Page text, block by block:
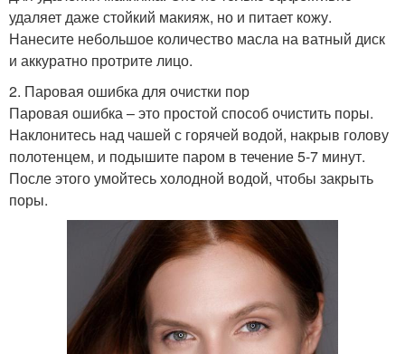
удаляет даже стойкий макияж, но и питает кожу.
Нанесите небольшое количество масла на ватный диск
и аккуратно протрите лицо.
2. Паровая ошибка для очистки пор
Паровая ошибка – это простой способ очистить поры.
Наклонитесь над чашей с горячей водой, накрыв голову
полотенцем, и подышите паром в течение 5-7 минут.
После этого умойтесь холодной водой, чтобы закрыть
поры.